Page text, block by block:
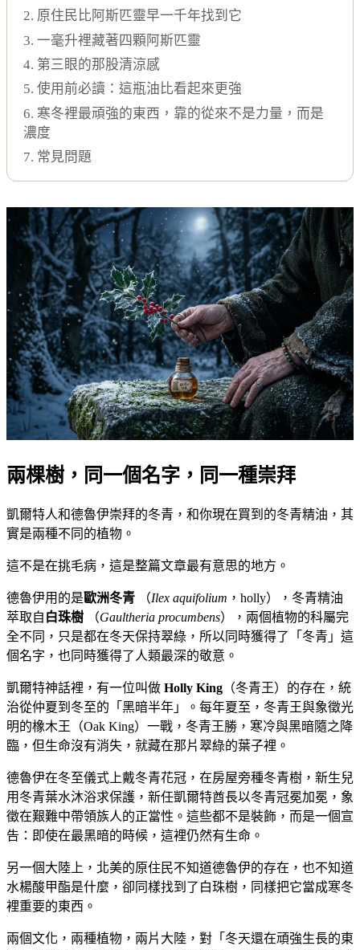
2. 原住民比阿斯匹靈早一千年找到它
3. 一毫升裡藏著四顆阿斯匹靈
4. 第三眼的那股清涼感
5. 使用前必讀：這瓶油比看起來更強
6. 寒冬裡最頑強的東西，靠的從來不是力量，而是
濃度
7. 常見問題
兩棵樹，同一個名字，同一種崇拜
凱爾特人和德魯伊崇拜的冬青，和你現在買到的冬青精油，其
實是兩種不同的植物。
這不是在挑毛病，這是整篇文章最有意思的地方。
德魯伊用的是 歐洲冬青 （Ilex aquifolium ，holly），冬青精油
萃取自 白珠樹 （Gaultheria procumbens），兩個植物的科屬完
全不同，只是都在冬天保持翠綠，所以同時獲得了「冬青」這
個名字，也同時獲得了人類最深的敬意。
凱爾特神話裡，有一位叫做 Holly King （冬青王）的存在，統
治從仲夏到冬至的「黑暗半年」。每年夏至，冬青王與象徵光
明的橡木王（Oak King）一戰，冬青王勝，寒冷與黑暗隨之降
臨，但生命沒有消失，就藏在那片翠綠的葉子裡。
德魯伊在冬至儀式上戴冬青花冠，在房屋旁種冬青樹，新生兒
用冬青葉水沐浴求保護，新任凱爾特酋長以冬青冠冕加冕，象
徵在艱難中帶領族人的正當性。這些都不是裝飾，而是一個宣
告：即使在最黑暗的時候，這裡仍然有生命。
另一個大陸上，北美的原住民不知道德魯伊的存在，也不知道
水楊酸甲酯是什麼，卻同樣找到了白珠樹，同樣把它當成寒冬
裡重要的東西。
兩個文化，兩種植物，兩片大陸，對「冬天還在頑強生長的東